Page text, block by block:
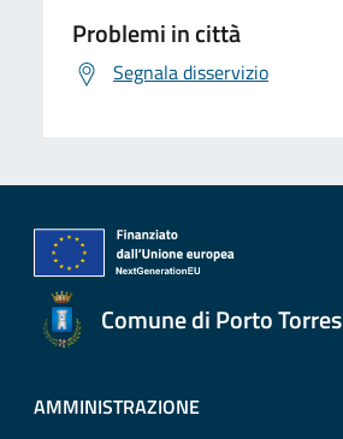
Problemi in città
Segnala disservizio
Comune di Porto Torres
AMMINISTRAZIONE